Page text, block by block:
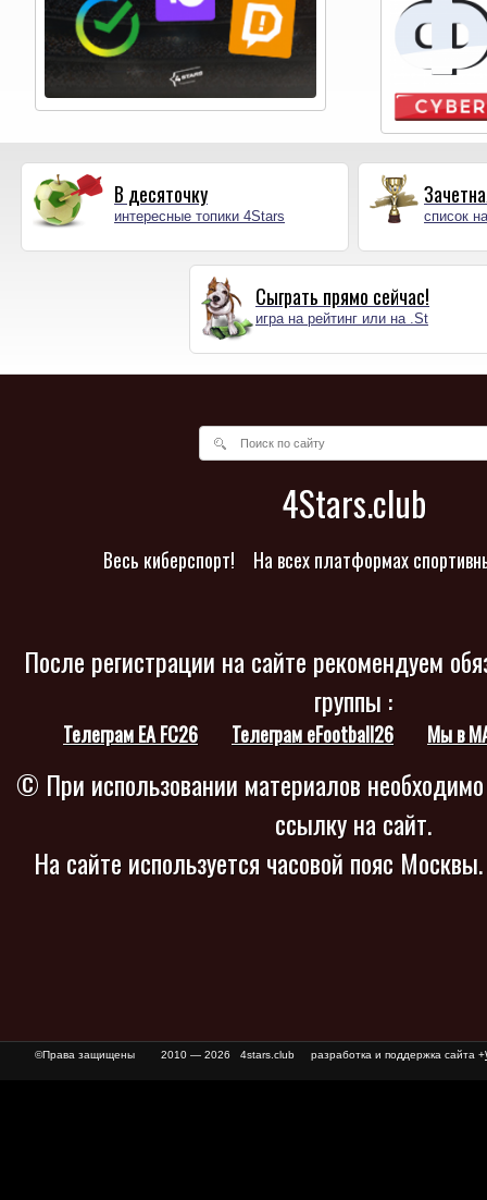
В десяточку
интересные топики 4Stars список
Сыграть прямо сейчас!
игра на рейтинг или на .St
4Stars.club
Весь киберспорт! На всех платформах
После регистрации на сайте рекомендуем
группы :
Телеграм EA FC26 Телеграм eFootball26 Мы в
© При использовании материалов
ссылку на сайт.
На сайте используется часовой пояс
©Права защищены 2010 — 2026 4stars.club разработка и поддержка сайта +